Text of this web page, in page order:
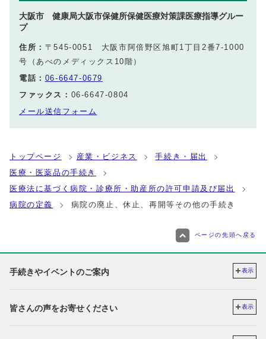
大阪市 健康局大阪市保健所保健医療対策課医療指導グルー
プ
住所： 〒545-0051 大阪市阿倍野区旭町1丁目2番7-1000
号（あべのメディックス10階）
電話： 06-6647-0679
ファックス： 06-6647-0804
メール送信フォーム
トップページ 産業・ビジネス
手続き・届出
医療・医薬品の手続き
医療法に基づく病院・診療所・助産所の許可申請及び届出
病院の定義
病院の廃止、休止、再開等その他の手続き
ページの先頭へ戻る
手続きやイベントのご案内 表示
皆さんの声をお寄せください 表示